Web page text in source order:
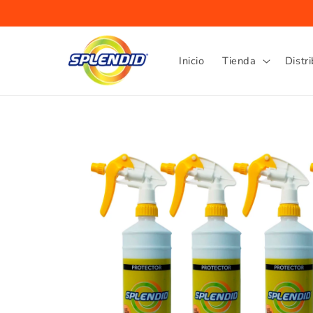
al contenido
Inicio Tienda
información
del producto